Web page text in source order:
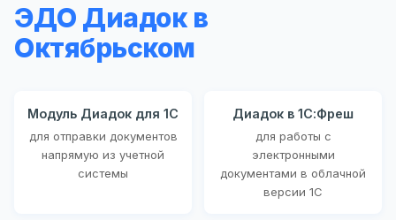
ЭДО Диадок в
Октябрьском
Модуль Диадок для 1С
для отправки документов
напрямую из учетной
системы
Диадок в 1С:Фреш
для работы с
электронными
документами в облачной
версии 1С